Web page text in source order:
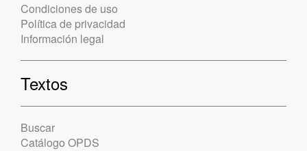
Condiciones de uso
Política de privacidad
Información legal
Textos
Buscar
Catálogo OPDS